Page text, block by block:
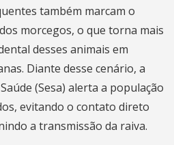
também marcam o
morcegos, o que torna mais
desses animais em
Diante desse cenário, a
(Sesa) alerta a população
evitando o contato direto
a transmissão da raiva.